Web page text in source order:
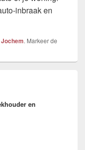
inbraak en
Jochem. Markeer de
en